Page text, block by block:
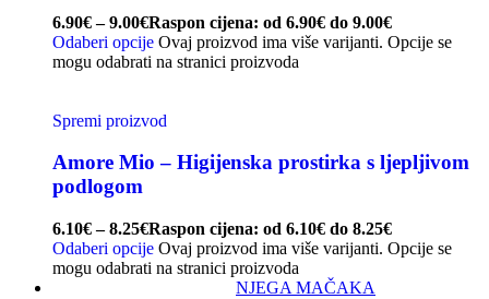
6.90€ – 9.00€Raspon cijena: od 6.90€ do 9.00€
Odaberi opcije Ovaj proizvod ima više varijanti. Opcije se
mogu odabrati na stranici proizvoda
Spremi proizvod
Amore Mio – Higijenska prostirka s ljepljivom
podlogom
6.10€ – 8.25€Raspon cijena: od 6.10€ do 8.25€
Odaberi opcije Ovaj proizvod ima više varijanti. Opcije se
mogu odabrati na stranici proizvoda
NJEGA MAČAKA